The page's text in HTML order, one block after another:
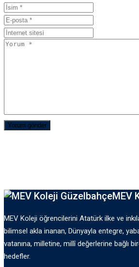
MEV
MEV Koleji öğrencilerini Atatürk ilke ve
bilimsel akla inanan, Dünyayla entegre,
vatanına, milletine, millî değerlerine bağlı
hedefler.